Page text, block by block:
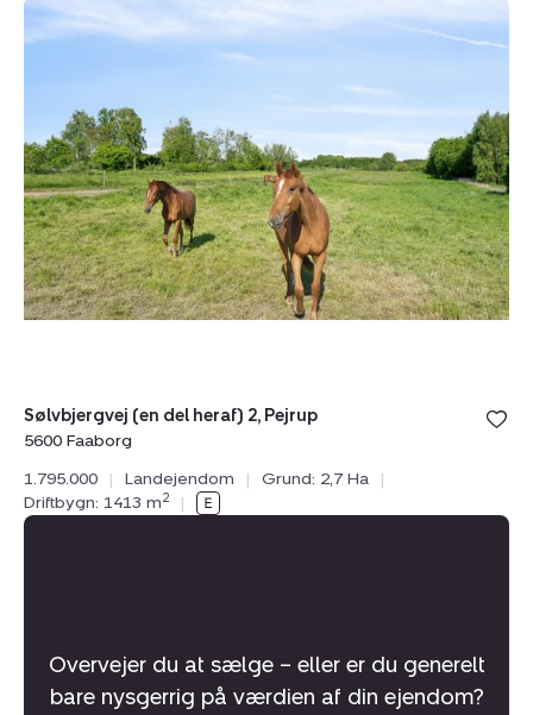
Landejendom:
Sølvbjergvej
heraf)
2,
Pejrup,
5600
Faaborg
Sølvbjergvej (en del heraf) 2, Pejrup
5600 Faaborg
1.795.000
| Landejendom | Grund: 2,7 Ha
|
Driftbygn: 1413 m2 |
Overvejer du at sælge – eller er du generelt
bare nysgerrig på værdien af din ejendom?